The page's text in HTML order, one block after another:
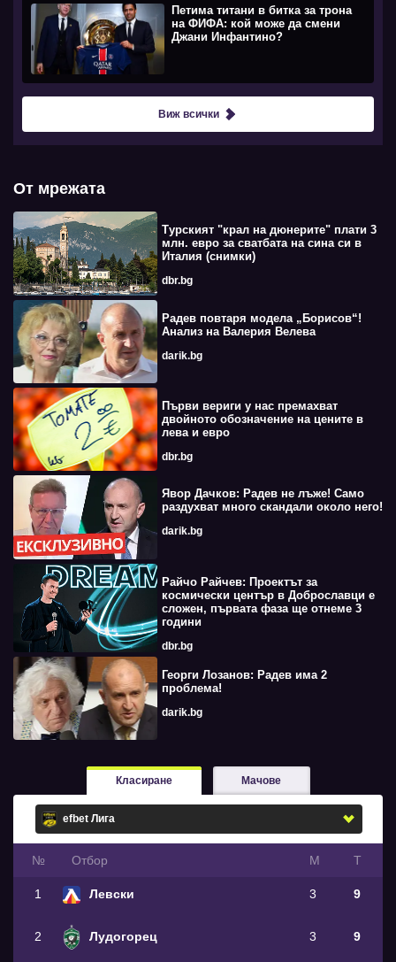
Петима титани в битка за трона
на ФИФА: кой може да смени
Джани Инфантино?
Виж всички
От мрежата
Турският "крал на дюнерите" плати 3
млн. евро за сватбата на сина си в
Италия (снимки)
dbr.bg
Радев повтаря модела „Борисов“!
Анализ на Валерия Велева
darik.bg
Първи вериги у нас премахват
двойното обозначение на цените в
лева и евро
dbr.bg
Явор Дачков: Радев не лъже! Само
раздухват много скандали около него!
darik.bg
Райчо Райчев: Проектът за
космически център в Доброславци е
сложен, първата фаза ще отнеме 3
години
dbr.bg
Георги Лозанов: Радев има 2
проблема!
darik.bg
Класиране Мачове
№ Oтбор М Т
1 Левски 3 9
2 Лудогорец 3 9